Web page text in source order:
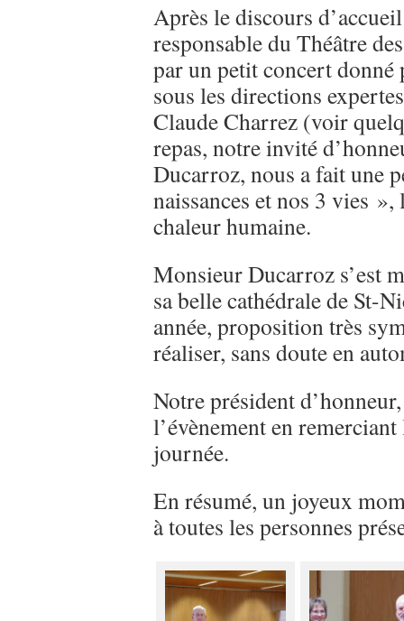
Après le discours
responsable du Théâtre
par un petit concert donné
sous les directions
Claude Charrez (voir
repas, notre invité
Ducarroz, nous a fait une
naissances et nos 3 vies
chaleur humaine.
Monsieur Ducarroz s’est
sa belle cathédrale de St-
année, proposition très
réaliser, sans doute en
Notre président
l’évènement en
journée.
En résumé, un joyeux
à toutes les personnes